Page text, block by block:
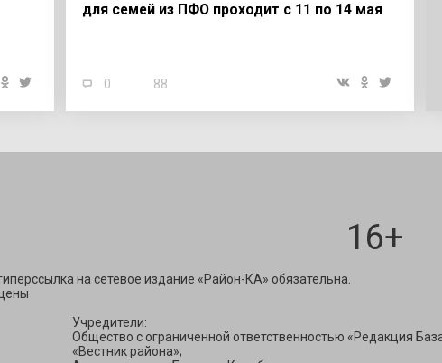
для семей из ПФО проходит с 11 по 14 мая
0 88
16+
на сетевое издание «Район-КА» обязательна.
Учредители:
Общество с ограниченной ответственностью «Редакция
«Вестник района»;